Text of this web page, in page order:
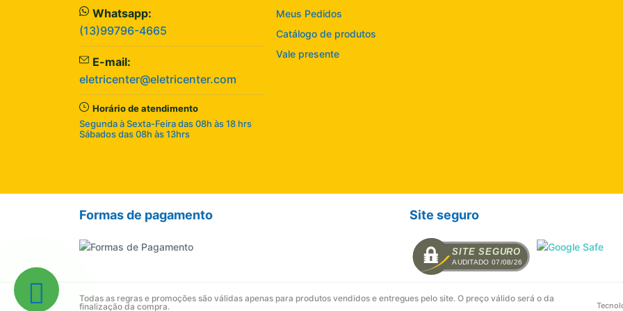
Whatsapp:
(13)99796-4665
E-mail:
eletricenter@eletricenter.com
Horário de atendimento
Segunda à Sexta-Feira das 08h às 18 hrs
Sábados das 08h às 13hrs
Meus Pedidos
Catálogo de produtos
Vale presente
Formas de pagamento Site seguro
SITE SEGURO
AUDITADO 07/08/26
Todas as regras e promoções são válidas apenas para produtos vendidos e entregues pelo site. O preço válido será o da
finalização da compra.